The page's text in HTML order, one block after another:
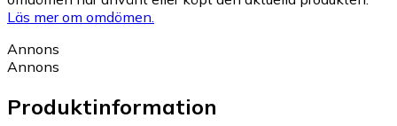
Läs mer om omdömen.
Annons
Annons
Produktinformation